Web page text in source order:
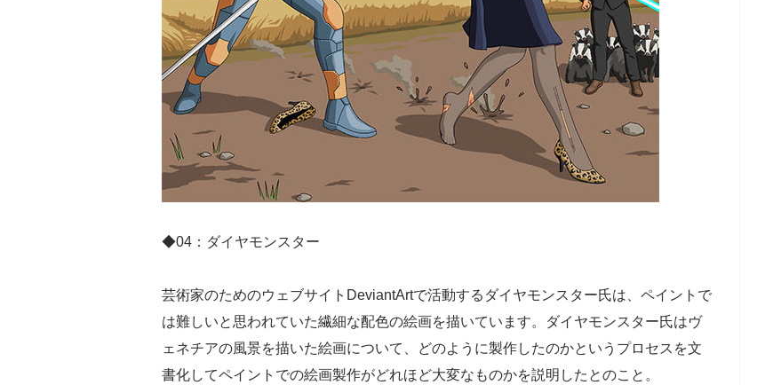
◆04：ダイヤモンスター
芸術家のためのウェブサイトDeviantArtで活動するダイヤモンスター氏は、ペイントで
は難しいと思われていた繊細な配色の絵画を描いています。ダイヤモンスター氏はヴ
ェネチアの風景を描いた絵画について、どのように製作したのかというプロセスを文
書化してペイントでの絵画製作がどれほど大変なものかを説明したとのこと。